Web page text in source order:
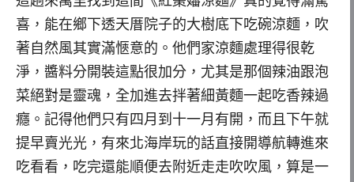
喜，能在鄉下透天厝院子的大樹底下吃碗涼麵，吹
著自然風其實滿愜意的。他們家涼麵處理得很乾
淨，醬料分開裝這點很加分，尤其是那個辣油跟泡
菜絕對是靈魂，全加進去拌著細黃麵一起吃香辣過
癮。記得他們只有四月到十一月有開，而且下午就
提早賣光光，有來北海岸玩的話直接開導航轉進來
吃看看，吃完還能順便去附近走走吹吹風，算是一